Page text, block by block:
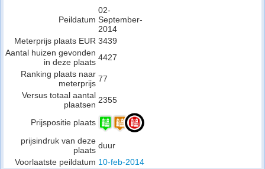
Privacy beleid
Cookie beleid
Peildatum
02-
September-
2014
Meterprijs plaats EUR 3439
Aantal huizen gevonden
in deze plaats 4427
Ranking plaats naar
meterprijs 77
Versus totaal aantal
plaatsen 2355
Prijspositie plaats
prijsindruk van deze
plaats duur
Voorlaatste peildatum 10-feb-2014